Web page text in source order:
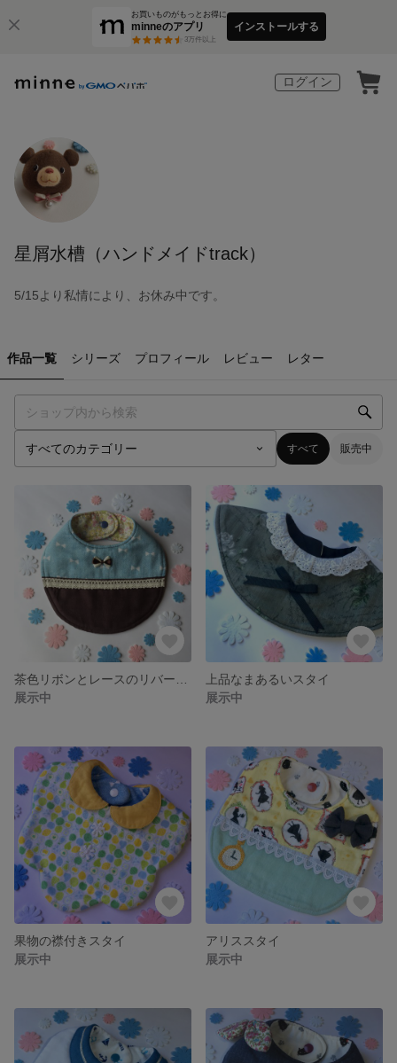
お買いものがもっとお得に
minneのアプリ
3万件以上
インストールする
ログイン
星屑水槽（ハンドメイドtrack）
5/15より私情により、お休み中です。
作品一覧 シリーズ プロフィール レビュー レター
すべて 販売中
展示中
上品なまあるいスタイ
展示中
果物の襟付きスタイ
展示中
アリススタイ
展示中